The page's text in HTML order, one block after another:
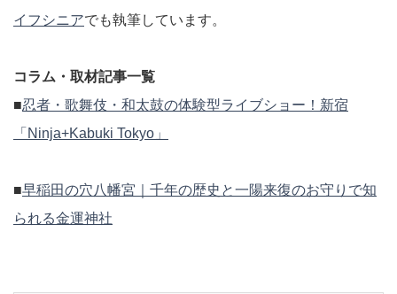
イフシニアでも執筆しています。
コラム・取材記事一覧
■忍者・歌舞伎・和太鼓の体験型ライブショー！新宿
「Ninja+Kabuki Tokyo」
■早稲田の穴八幡宮｜千年の歴史と一陽来復のお守りで知
られる金運神社